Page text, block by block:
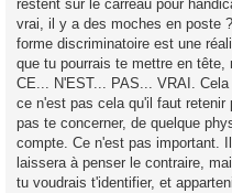
restent sur le carreau pour
vrai, il y a des moches en poste
forme discriminatoire est une
que tu pourrais te mettre en
CE... N'EST... PAS... VRAI.
ce n'est pas cela qu'il faut retenir
pas te concerner, de quelque
compte. Ce n'est pas important.
laissera à penser le contraire,
tu voudrais t'identifier, et